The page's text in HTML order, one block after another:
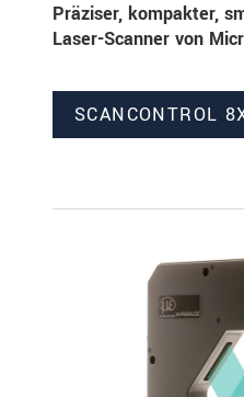
Präziser, kompakter,
Laser-Scanner von
SCANCONTROL